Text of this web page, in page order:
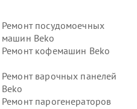
Ремонт посудомоечных
машин Beko
Ремонт кофемашин Beko
Ремонт варочных панелей
Beko
Ремонт парогенераторов